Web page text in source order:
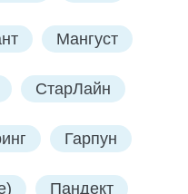
Мангуст
СтарЛайн
Гарпун
Пандект